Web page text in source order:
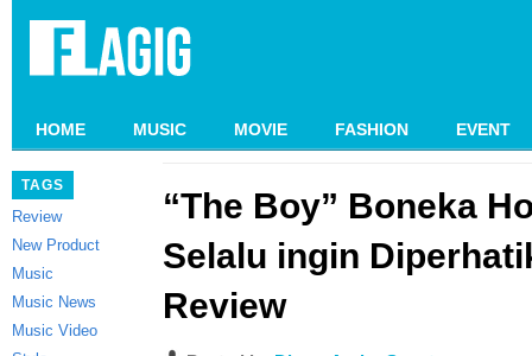
HOME MUSIC MOVIE FASHION EVENT
TAGS
Review
New Product
Music
Music News
Music Video
“The Boy” Boneka
Selalu ingin
Review